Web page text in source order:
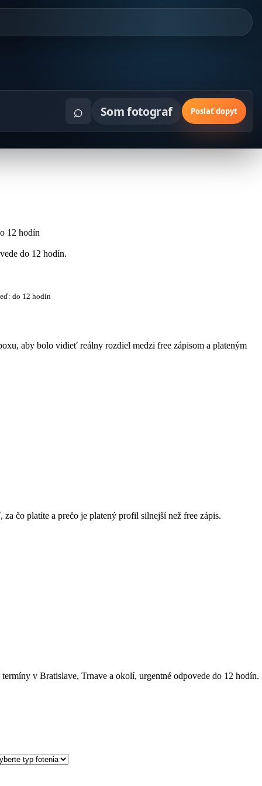
⌕ Som fotograf Poslať dopyt
12 hodín
do 12 hodín.
do 12 hodín
aby bolo vidieť reálny rozdiel medzi free zápisom a plateným
čo platíte a prečo je platený profil silnejší než free zápis.
v Bratislave, Trnave a okolí, urgentné odpovede do 12 hodín.